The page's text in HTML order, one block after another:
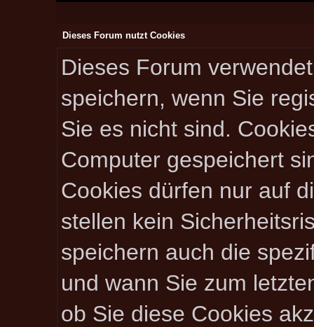
Dieses Forum nutzt Cookies
Dieses Forum
speichern, wenn Sie
Sie es nicht sind.
Computer gespeichert
Cookies dürfen nur auf
stellen kein
speichern auch die
und wann Sie zum
ob Sie diese Cookies